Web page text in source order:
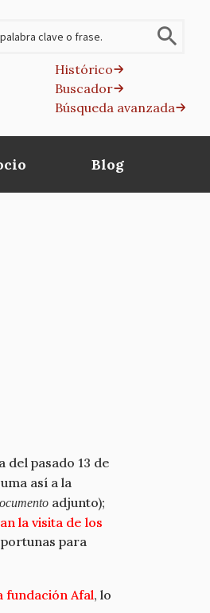
Histórico
Buscador
Búsqueda avanzada
Blog
del pasado 13 de
así a la
adjunto);
la visita de los
para
fundación Afal, lo